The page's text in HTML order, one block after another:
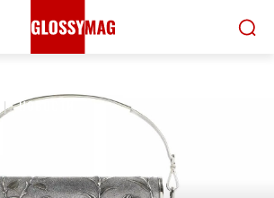
НОВОСТИ